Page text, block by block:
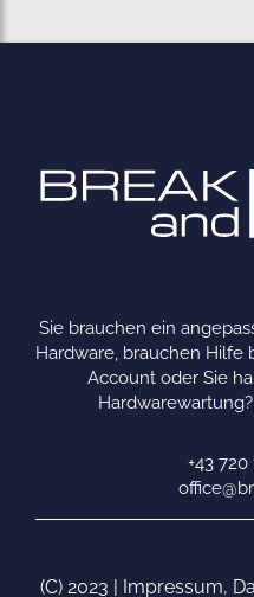
Sie brauchen ein
Hardware, brauchen Hilfe
Account oder Sie
+43
(C) 2023 | Impressum,